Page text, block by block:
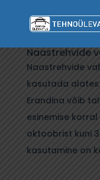
Naastrehvide
Naastrehvide
kasutada alates
Erandina võib
esinemise
oktoobrist kuni
kasutamine on